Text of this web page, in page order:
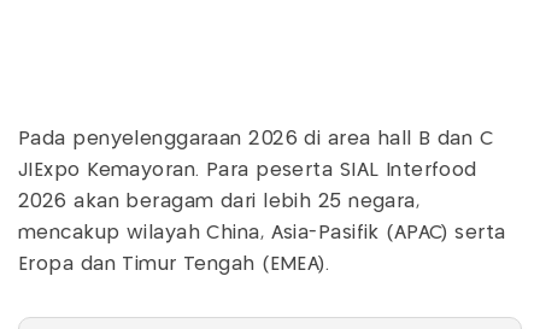
Pada penyelenggaraan 2026 di area hall B dan C
JIExpo Kemayoran. Para peserta SIAL Interfood
2026 akan beragam dari lebih 25 negara,
mencakup wilayah China, Asia-Pasifik (APAC) serta
Eropa dan Timur Tengah (EMEA).